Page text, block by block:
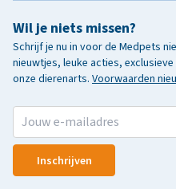
Wil je niets missen?
Schrijf je nu in voor de Medpets
nieuwtjes, leuke acties,
onze dierenarts. Voorwaarden
Inschrijven